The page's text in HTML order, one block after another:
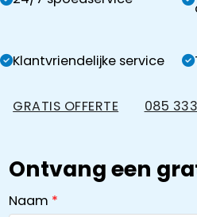
Klantvriendelijke service
GRATIS OFFERTE 085
Ontvang een
Naam